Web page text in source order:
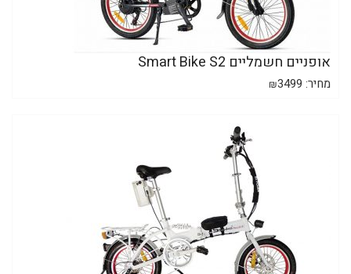
אופניים חשמליים Smart Bike S2
מחיר: ₪3499